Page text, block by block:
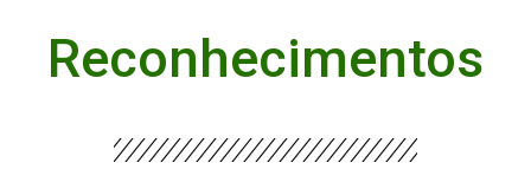
Reconhecimentos